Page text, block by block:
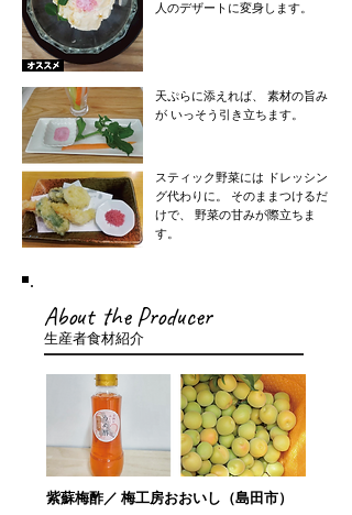
人のデザートに変身します。
天ぷらに添えれば、 素材の旨み
が いっそう引き立ちます。
スティック野菜には ドレッシン
グ代わりに。 そのままつけるだ
けで、 野菜の甘みが際立ちま
す。
About the Producer
生産者食材紹介
紫蘇梅酢／ 梅工房おおいし（島田市）